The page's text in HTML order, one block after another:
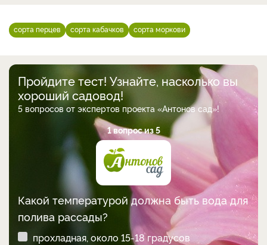
сорта перцев сорта кабачков сорта моркови
Пройдите тест! Узнайте, насколько вы
хороший садовод!
5 вопросов от экспертов проекта «Антонов сад»!
1 вопрос из 5
Какой температурой должна быть вода для
полива рассады?
прохладная, около 15-18 градусов